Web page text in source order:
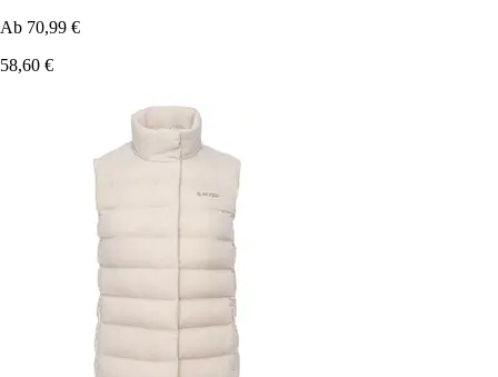
Ab 70,99 €
58,60 €